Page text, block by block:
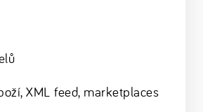
XML feed, marketplaces